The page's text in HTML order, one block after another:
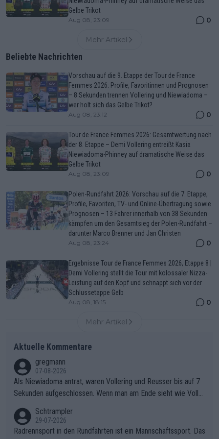
Gelbe Trikot
Aug 08, 23:09 0
Mehr Artikel
Beliebte Nachrichten
Vorschau auf die 9. Etappe der Tour de France
Femmes 2026: Profile, Favoritinnen und Prognosen
– 8 Sekunden trennen Vollering und Niewiadoma –
wer holt sich das Gelbe Trikot?
Aug 08, 23:12 0
Tour de France Femmes 2026: Gesamtwertung nach
der 8. Etappe – Demi Vollering entreißt Kasia
Niewiadoma-Phinney auf dramatische Weise das
Gelbe Trikot
Aug 08, 23:09 0
Polen-Rundfahrt 2026: Vorschau auf die 7. Etappe,
Profile, Favoriten, TV- und Online-Übertragung sowie
Prognosen – 13 Fahrer innerhalb von 38 Sekunden
kämpfen um den Gesamtsieg der Polen-Rundfahrt –
darunter Marco Brenner und Jan Christen
Aug 08, 23:24 0
Ergebnisse Tour de France Femmes 2026, Etappe 8 |
Demi Vollering stellt die Tour mit kolossaler Nizza-
Leistung auf den Kopf und schnappt sich vor der
Schlussetappe Gelb
Aug 08, 18:15 0
Mehr Artikel
Aktuelle Kommentare
gregmann
07-08-2026
Als Niewiadoma antrat, waren Vollering und Reusser bis auf 7
Sekunden aufgeschlossen. Wenn man am Ende sieht wie Voller
ering die 7 Sekunden zu Niewiadoma nicht geschlossen hat un
d den Abstand hat anwachsen lassen. Ein schwerer taktischer
Schtrampler
29-07-2026
Radrennsport in den Rundfahrten ist ein Mannschaftssport. Das